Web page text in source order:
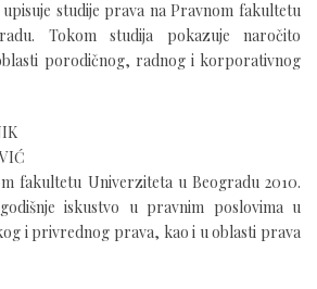
studije prava na Pravnom fakultetu
Tokom studija pokazuje naročito
porodičnog, radnog i korporativnog
fakultetu Univerziteta u Beogradu 2010.
iskustvo u pravnim poslovima u
i privrednog prava, kao i u oblasti prava